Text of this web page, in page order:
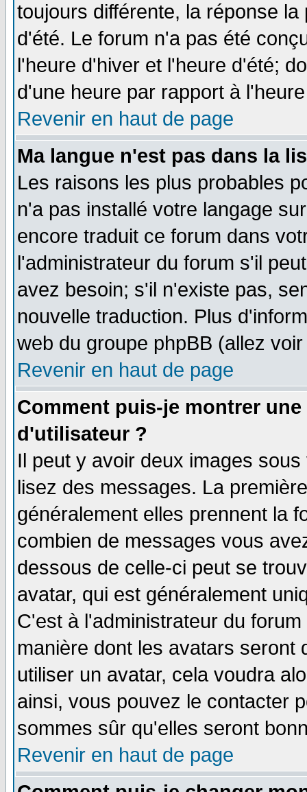
toujours différente, la réponse
d'été. Le forum n'a pas été
l'heure d'hiver et l'heure d'été;
d'une heure par rapport à
Revenir en haut de page
Ma langue n'est pas dans la
Les raisons les plus probables
n'a pas installé votre langage
encore traduit ce forum dans
l'administrateur du forum s'il
avez besoin; s'il n'existe pas,
nouvelle traduction. Plus
web du groupe phpBB (allez
Revenir en haut de page
Comment puis-je montrer
d'utilisateur ?
Il peut y avoir deux images
lisez des messages. La
généralement elles prennent la
combien de messages vous
dessous de celle-ci peut se
avatar, qui est généralement
C'est à l'administrateur du
manière dont les avatars seront
utiliser un avatar, cela voudra
ainsi, vous pouvez le contacter
sommes sûr qu'elles seront
Revenir en haut de page